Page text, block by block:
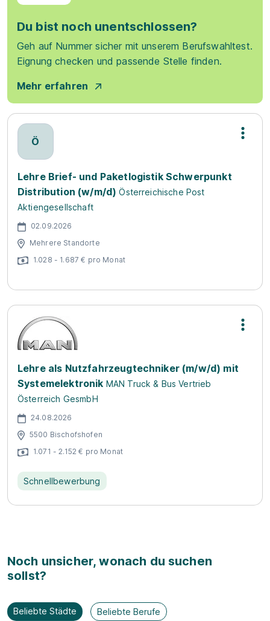
Du bist noch unentschlossen?
Geh auf Nummer sicher mit unserem Berufswahltest.
Eignung checken und passende Stelle finden.
Mehr erfahren
Ö
Lehre Brief- und Paketlogistik Schwerpunkt
Distribution (w/m/d) Österreichische Post
Aktiengesellschaft
02.09.2026
Mehrere Standorte
1.028 - 1.687 € pro Monat
Lehre als Nutzfahrzeugtechniker (m/w/d) mit
Systemelektronik MAN Truck & Bus Vertrieb
Österreich GesmbH
24.08.2026
5500 Bischofshofen
1.071 - 2.152 € pro Monat
Schnellbewerbung
Noch unsicher, wonach du suchen
sollst?
Beliebte Städte Beliebte Berufe